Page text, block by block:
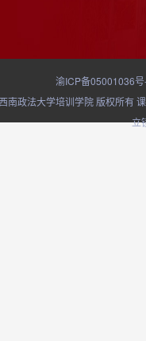
渝ICP备05001036
政法大学培训学院 版权所有
立